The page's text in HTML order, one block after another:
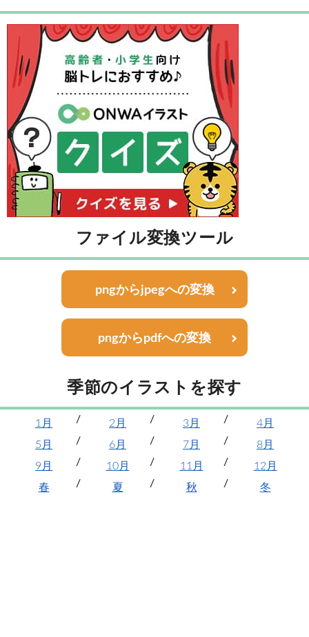
ファイル変換ツール
pngからjpegへの変換
pngからpdfへの変換
季節のイラストを探す
1月 2月 3月
4月
5月
6月 7月
8月
9月
10月 11月
12月
春
夏 秋 冬